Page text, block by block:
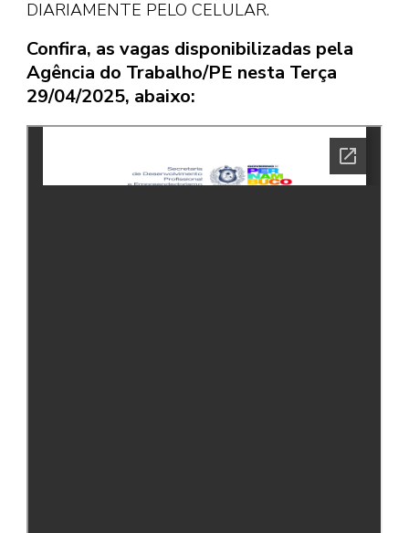
DIARIAMENTE PELO CELULAR.
Confira, as vagas disponibilizadas pela
Agência do Trabalho/PE nesta Terça
29/04/2025, abaixo: